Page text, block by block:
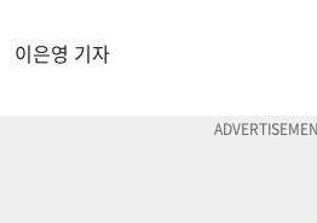
이은영 기자